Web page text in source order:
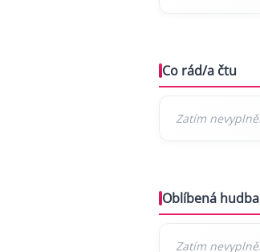
Co rád/a čtu
Oblíbená hudba